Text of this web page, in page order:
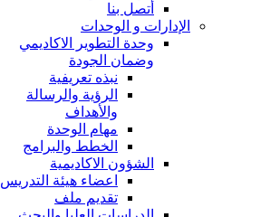
أتصل بنا
الإدارات و الوحدات
وحدة التطوير الاكاديمي
وضمان الجودة
نبذه تعريفية
الرؤية والرسالة
والأهداف
مهام الوحدة
الخطط والبرامج
الشؤون الاكاديمية
اعضاء هيئة التدريس
تقديم ملف